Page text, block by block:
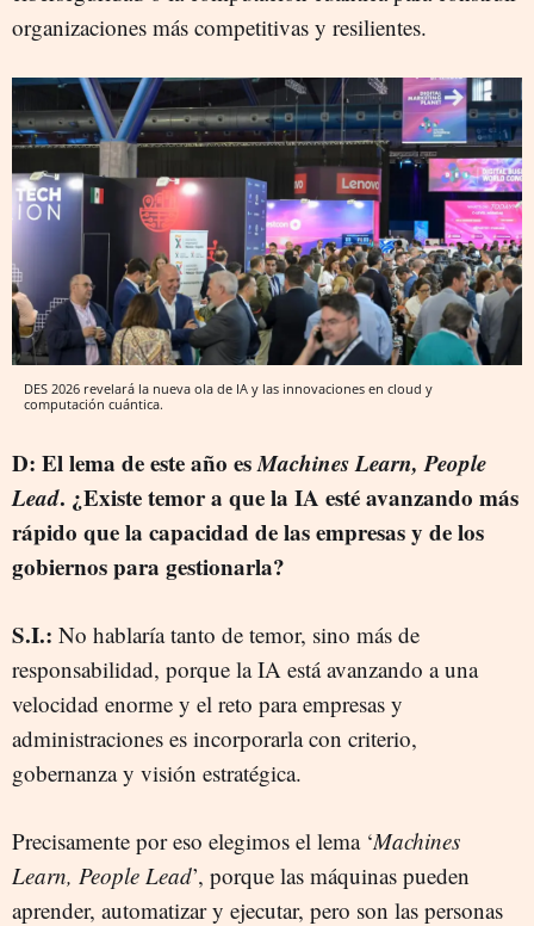
organizaciones más competitivas y resilientes.
DES 2026 revelará la nueva ola de IA y las innovaciones en cloud y
computación cuántica.
D: El lema de este año esMachines Learn, People
Lead. ¿Existe temor a que la IA esté avanzando más
rápido que la capacidad de las empresas y de los
gobiernos para gestionarla?
S.I.: No hablaría tanto de temor, sino más de
responsabilidad, porque la IA está avanzando a una
velocidad enorme y el reto para empresas y
administraciones es incorporarla con criterio,
gobernanza y visión estratégica.
Precisamente por eso elegimos el lema ‘Machines
Learn, People Lead’, porque las máquinas pueden
aprender, automatizar y ejecutar, pero son las personas